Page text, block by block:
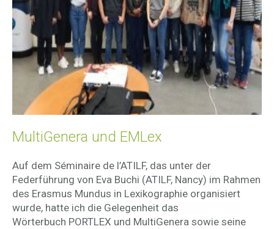
MultiGenera und EMLex
Auf dem Séminaire de l’ATILF, das unter der
Federführung von Eva Buchi (ATILF, Nancy) im Rahmen
des Erasmus Mundus in Lexikographie organisiert
wurde, hatte ich die Gelegenheit das
Wörterbuch PORTLEX und MultiGenera sowie seine